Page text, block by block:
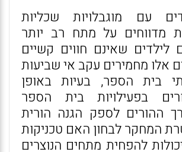
עם מוגבלויות שכליות
מדווחים על מתח רב יותר
לילדים שאינם חווים קשיים
אלו מחמירים עקב אי שביעות
בית הספר, בעיות באופן
בפעילויות בית הספר
ההורים לספק הגנה הורית
המחקר לבחון האם טכניקות
להפחית מתחים הנוצרים